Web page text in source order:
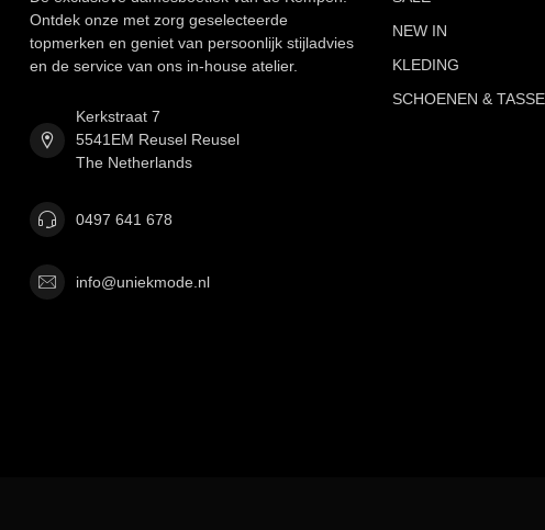
Ontdek onze met zorg geselecteerde
topmerken en geniet van persoonlijk stijladvies
en de service van ons in-house atelier.
Kerkstraat 7
5541EM Reusel Reusel
The Netherlands
0497 641 678
info@uniekmode.nl
NEW IN
KLEDING
SCHOENEN &